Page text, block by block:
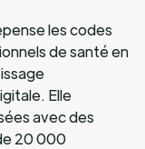
les codes
de santé en
Elle
avec des
20 000